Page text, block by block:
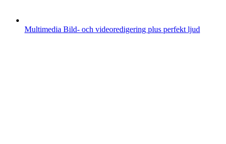
Multimedia Bild- och videoredigering plus perfekt ljud